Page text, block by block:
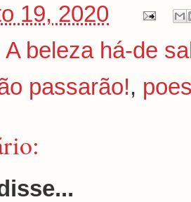
19, 2020
A beleza há-de
passarão!,